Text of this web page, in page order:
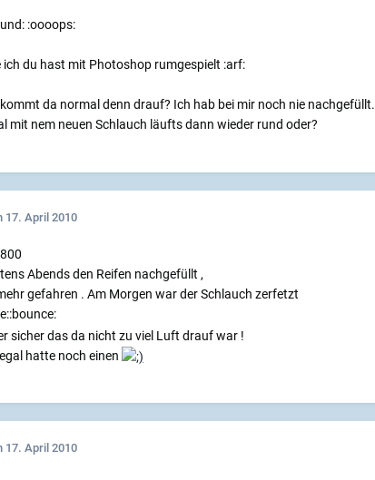
:oooops:
ich du hast mit Photoshop rumgespielt :arf:
da normal denn drauf? Ich hab bei mir noch nie nachgefüllt.
mit nem neuen Schlauch läufts dann wieder rund oder?
17. April 2010
Abends den Reifen nachgefüllt ,
gefahren . Am Morgen war der Schlauch zerfetzt
sicher das da nicht zu viel Luft drauf war !
hatte noch einen
17. April 2010